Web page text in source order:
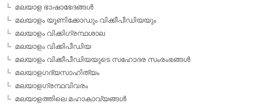
മലയാള ഭാഷാഭേദങ്ങള്‍
മലയാളം യൂണിക്കോഡും വിക്കീപീഡിയയും
മലയാളം വിക്കിഗ്രന്ഥശാല
മലയാളം വിക്കിപീഡിയ
മലയാളം വിക്കീപീഡിയയുടെ സഹോദര സംരംഭങ്ങള്‍
മലയാളഗദ്യസാഹിത്യം
മലയാളഗ്രന്ഥവിവരം
മലയാളത്തിലെ മഹാകാവ്യങ്ങള്‍